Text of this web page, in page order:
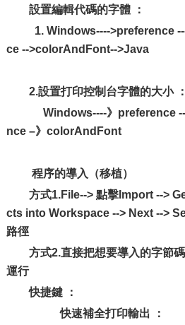
設置編輯代碼的字體 ：
1. Windows---->preference
ce -->colorAndFont-->Java
2.設置打印控制台字體的大小 ：
Windows----》preference
nce –》colorAndFont
程序的導入（移植）
方式1.File--> 點擊Import -->
cts into Workspace --> Next -->
路徑
方式2.直接把想要導入的字節
運行
快捷鍵 ：
快速補全打印輸出 ：